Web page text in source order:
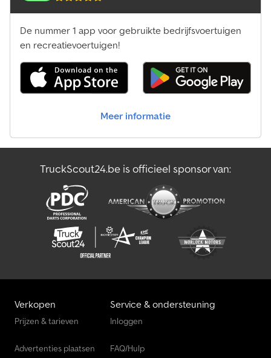
De nummer 1 app voor gebruikte bedrijfsvoertuigen
en recreatievoertuigen!
Meer informatie
TruckScout24.be is officieel sponsor van:
Verkopen
Prijzen & tarieven
Advertenties plaatsen
Service & ondersteuning
Inloggen
FAQ/Hulp